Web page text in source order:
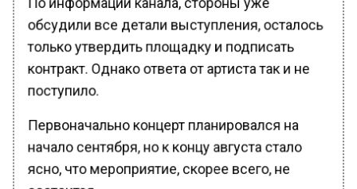
обсудили все детали выступления, осталось
только утвердить площадку и подписать
контракт. Однако ответа от артиста так и не
поступило.
Первоначально концерт планировался на
начало сентября, но к концу августа стало
ясно, что мероприятие, скорее всего, не